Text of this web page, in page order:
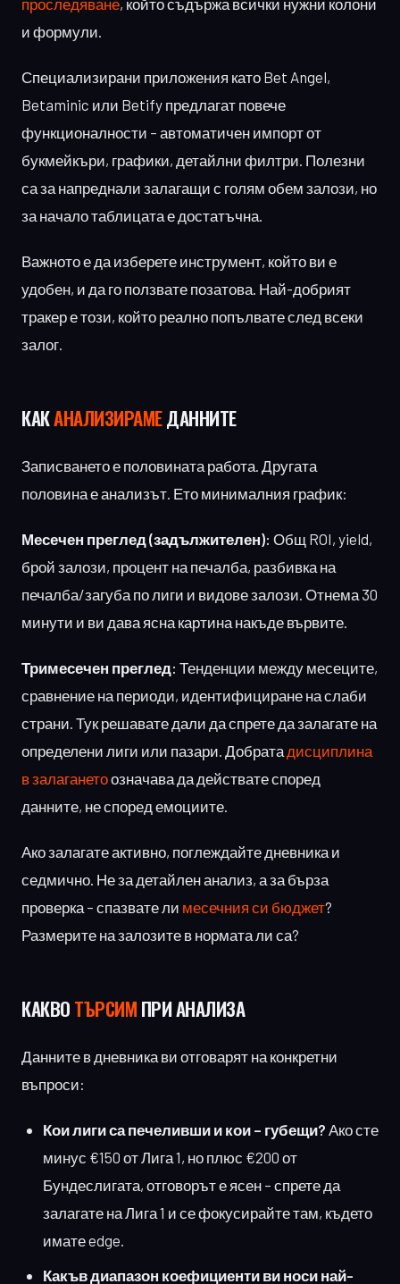
и формули.
Специализирани приложения като Bet Angel,
Betaminic или Betify предлагат повече
функционалности – автоматичен импорт от
букмейкъри, графики, детайлни филтри. Полезни
са за напреднали залагащи с голям обем залози, но
за начало таблицата е достатъчна.
Важното е да изберете инструмент, който ви е
удобен, и да го ползвате позатова. Най-добрият
тракер е този, който реално попълвате след всеки
залог.
КАКАНАЛИЗИРАМЕДАННИТЕ
Записването е половината работа. Другата
половина е анализът. Ето минималния график:
Месечен преглед (задължителен): Общ ROI, yield,
брой залози, процент на печалба, разбивка на
печалба/загуба по лиги и видове залози. Отнема 30
минути и ви дава ясна картина накъде вървите.
Тримесечен преглед: Тенденции между месеците,
сравнение на периоди, идентифициране на слаби
страни. Тук решавате дали да спрете да залагате на
определени лиги или пазари. Добрата дисциплина
в залаганетоозначава да действате според
данните, не според емоциите.
Ако залагате активно, поглеждайте дневника и
седмично. Не за детайлен анализ, а за бърза
проверка – спазвате ли месечния си бюджет?
Размерите на залозите в нормата ли са?
КАКВОТЪРСИМПРИ АНАЛИЗА
Данните в дневника ви отговарят на конкретни
въпроси:
Кои лиги са печеливши и кои – губещи? Ако сте
минус €150 от Лига 1, но плюс €200 от
Бундеслигата, отговорът е ясен – спрете да
залагате на Лига 1 и се фокусирайте там, където
имате edge.
Какъв диапазон коефициенти ви носи най-